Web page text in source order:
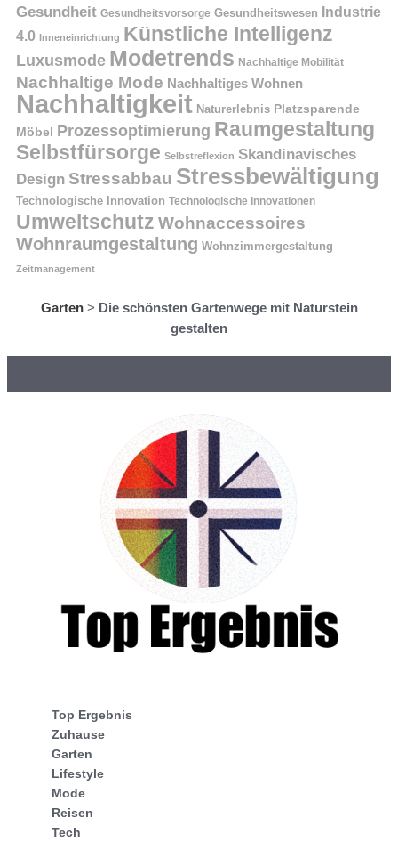
Gesundheit Gesundheitsvorsorge Gesundheitswesen Industrie
4.0 Inneneinrichtung Künstliche Intelligenz
Luxusmode Modetrends Nachhaltige Mobilität
Nachhaltige Mode Nachhaltiges Wohnen
Nachhaltigkeit Naturerlebnis Platzsparende
Möbel Prozessoptimierung Raumgestaltung
Selbstfürsorge Selbstreflexion Skandinavisches
Design Stressabbau Stressbewältigung
Technologische Innovation Technologische Innovationen
Umweltschutz Wohnaccessoires
Wohnraumgestaltung Wohnzimmergestaltung
Zeitmanagement
Garten> Die schönsten Gartenwege mit Naturstein
gestalten
Top Ergebnis
Zuhause
Garten
Lifestyle
Mode
Reisen
Tech